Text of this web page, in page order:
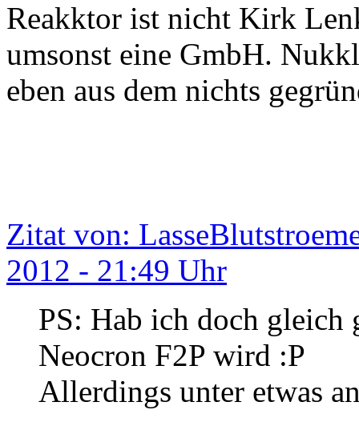
Reakktor ist nicht Kirk
umsonst eine GmbH.
eben aus dem nichts
Zitat von:
2012 - 21:49 Uhr
PS: Hab ich doch gleich
Neocron F2P wird :P
Allerdings unter etwas